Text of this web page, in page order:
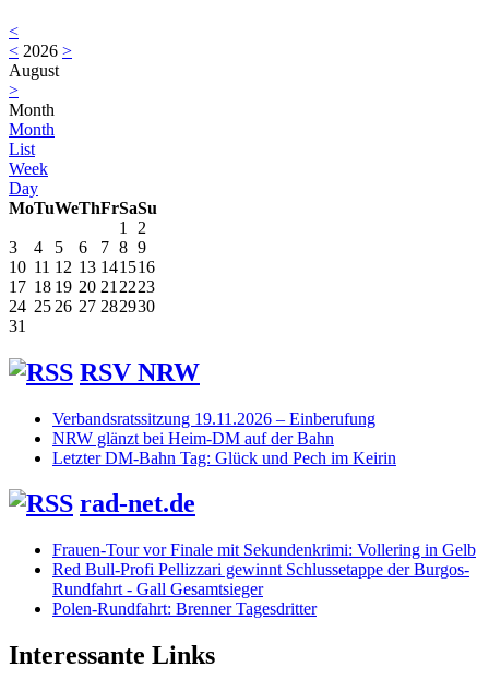
<
< 2026 >
August
>
Month
Month
List
Week
Day
MoTuWeThFrSaSu
1
2
3
4 5 6 7 8 9
10 11 12 13 141516
17 18 19 20 21 2223
24 25 26 27 282930
31
RSV NRW
Verbandsratssitzung 19.11.2026 – Einberufung
NRW glänzt bei Heim-DM auf der Bahn
Letzter DM-Bahn Tag: Glück und Pech im Keirin
rad-net.de
Frauen-Tour vor Finale mit Sekundenkrimi: Vollering in Gelb
Red Bull-Profi Pellizzari gewinnt Schlussetappe der Burgos-
Rundfahrt - Gall Gesamtsieger
Polen-Rundfahrt: Brenner Tagesdritter
Interessante Links